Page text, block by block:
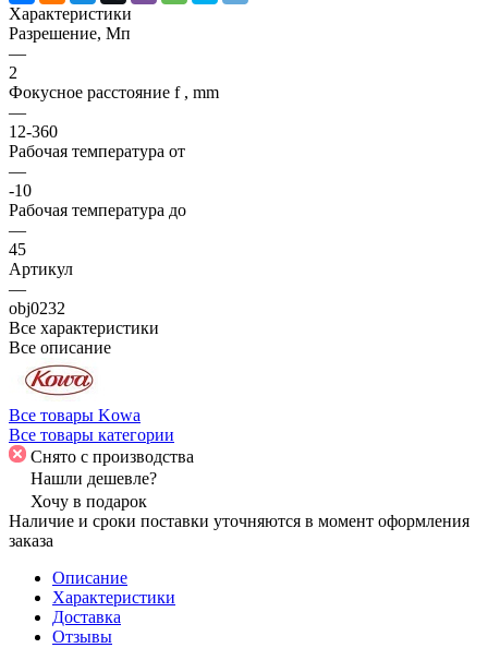
Характеристики
Разрешение, Мп
—
2
Фокусное расстояние f , mm
—
12-360
Рабочая температура от
—
-10
Рабочая температура до
—
45
Артикул
—
obj0232
Все характеристики
Все описание
Все товары Kowa
Все товары категории
Снято с производства
Нашли дешевле?
Хочу в подарок
Наличие и сроки поставки уточняются в момент оформления
заказа
Описание
Характеристики
Доставка
Отзывы